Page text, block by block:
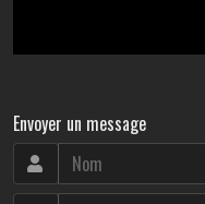
Envoyer un message